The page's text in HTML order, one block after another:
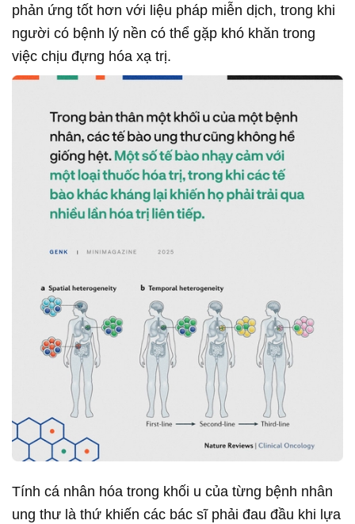
phản ứng tốt hơn với liệu pháp miễn dịch, trong khi
người có bệnh lý nền có thể gặp khó khăn trong
việc chịu đựng hóa xạ trị.
Tính cá nhân hóa trong khối u của từng bệnh nhân
ung thư là thứ khiến các bác sĩ phải đau đầu khi lựa